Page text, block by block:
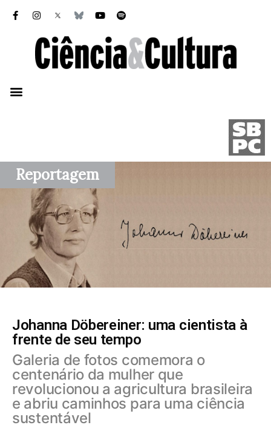
Reportagem
Johanna Döbereiner: uma cientista à
frente de seu tempo
Galeria de fotos comemora o
centenário da mulher que
revolucionou a agricultura brasileira
e abriu caminhos para uma ciência
sustentável